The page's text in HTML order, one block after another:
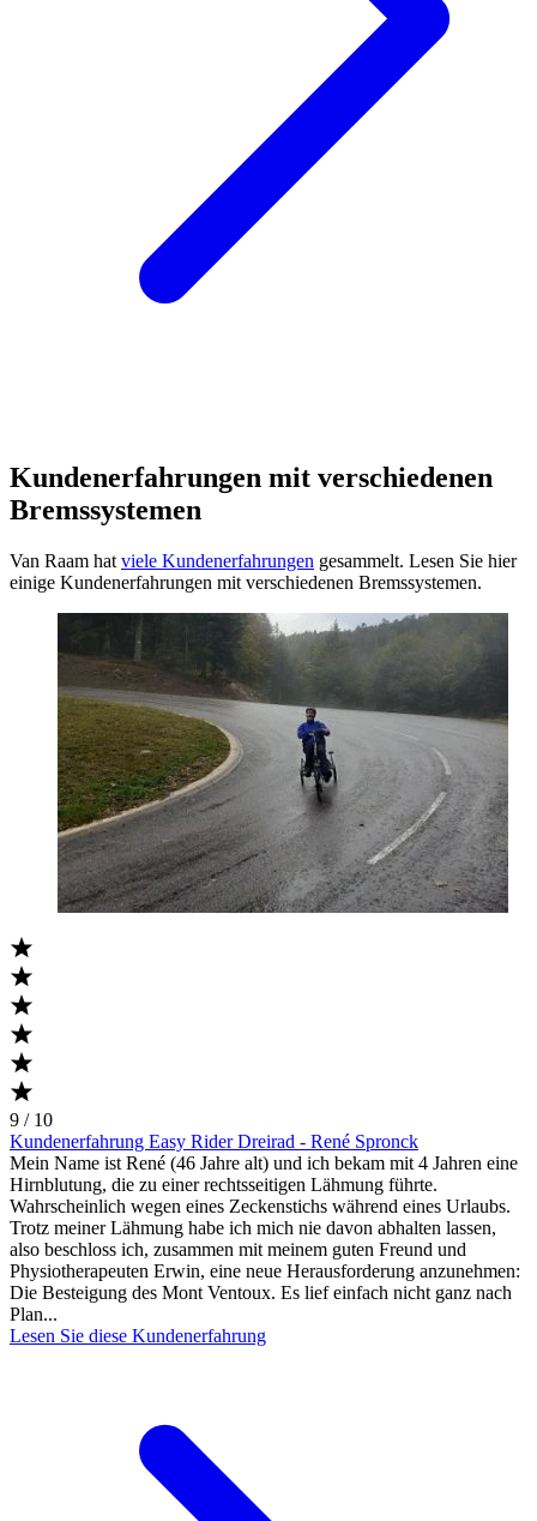
Kundenerfahrungen mit verschiedenen
Bremssystemen
Van Raam hat viele Kundenerfahrungen gesammelt. Lesen Sie hier
einige Kundenerfahrungen mit verschiedenen Bremssystemen.
9 / 10
Kundenerfahrung Easy Rider Dreirad - René Spronck
Mein Name ist René (46 Jahre alt) und ich bekam mit 4 Jahren eine
Hirnblutung, die zu einer rechtsseitigen Lähmung führte.
Wahrscheinlich wegen eines Zeckenstichs während eines Urlaubs.
Trotz meiner Lähmung habe ich mich nie davon abhalten lassen,
also beschloss ich, zusammen mit meinem guten Freund und
Physiotherapeuten Erwin, eine neue Herausforderung anzunehmen:
Die Besteigung des Mont Ventoux. Es lief einfach nicht ganz nach
Plan...
Lesen Sie diese Kundenerfahrung